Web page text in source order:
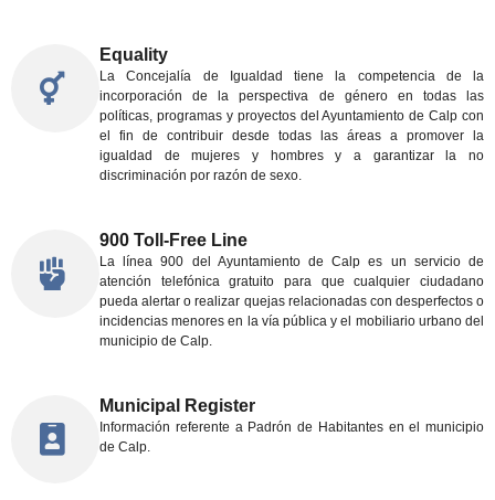
Equality
La Concejalía de Igualdad tiene la competencia de la
incorporación de la perspectiva de género en todas las
políticas, programas y proyectos del Ayuntamiento de Calp con
el fin de contribuir desde todas las áreas a promover la
igualdad de mujeres y hombres y a garantizar la no
discriminación por razón de sexo.
900 Toll-Free Line
La línea 900 del Ayuntamiento de Calp es un servicio de
atención telefónica gratuito para que cualquier ciudadano
pueda alertar o realizar quejas relacionadas con desperfectos o
incidencias menores en la vía pública y el mobiliario urbano del
municipio de Calp.
Municipal Register
Información referente a Padrón de Habitantes en el municipio
de Calp.